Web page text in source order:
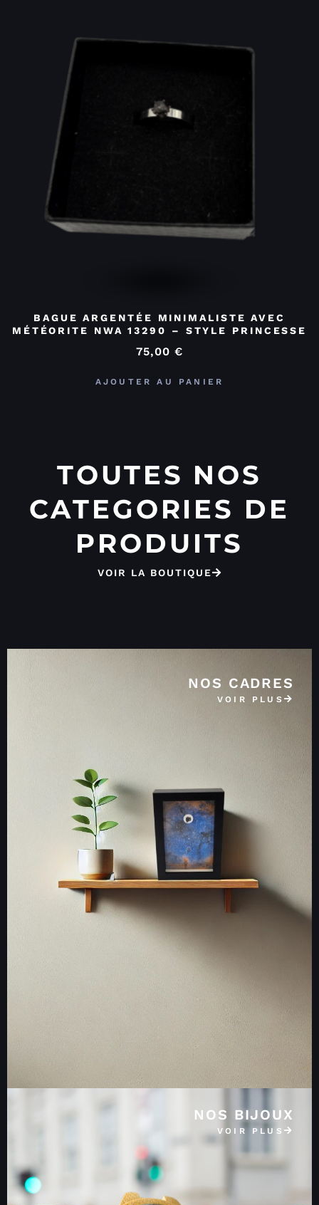
BAGUE ARGENTÉE MINIMALISTE AVEC
MÉTÉORITE NWA 13290 – STYLE PRINCESSE
75,00 €
AJOUTER AU PANIER
TOUTES NOS
CATEGORIES DE
PRODUITS
VOIR LA BOUTIQUE
NOS CADRES
VOIR PLUS
NOS BIJOUX
VOIR PLUS